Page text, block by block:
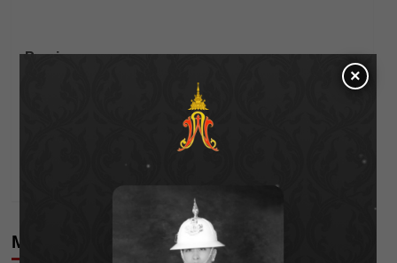
Post
Previous:
คู่เดท ปะทะ คู่เดือด! “มาร์ช” ลุ้นจับมือ “โคจิ” ฝ่าด่าน
มิชชั่น “ยูโด-ฟลุ้ค” จบตั้งแต่ยังไม่เริ่มจีบ!
“ตั๊กแตน ชลดา” ขึ้นเขียงศัลยกรรม บอกเลยออกมาจึ้ง
More Stories
×